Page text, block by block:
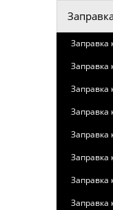
Заправка
Заправка
Заправка
Заправка
Заправка
Заправка
Заправка
Заправка